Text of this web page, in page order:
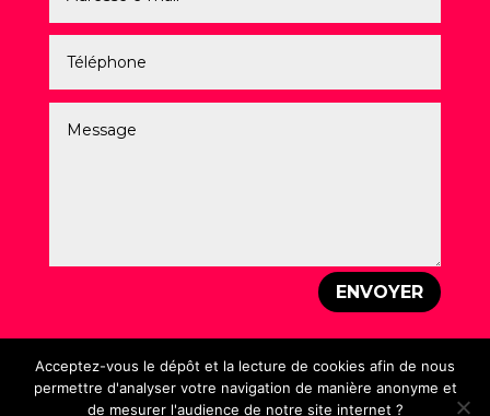
ENVOYER
Mentions légales–Politique de Confidentialité
Acceptez-vous le dépôt et la lecture de cookies afin de nous
permettre d'analyser votre navigation de manière anonyme et
de mesurer l'audience de notre site internet ?